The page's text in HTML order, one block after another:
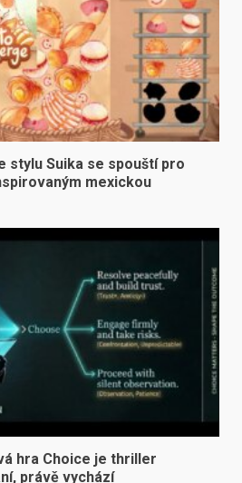
stylu Suika se spouští pro
mexickou
hra Choice je thriller
právě vychází